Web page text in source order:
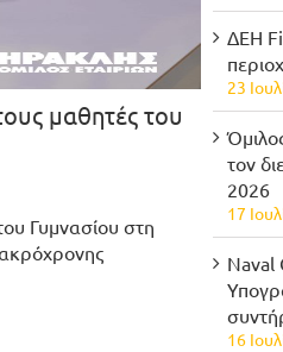
μαθητές του
Γυμνασίου στη
ΔΕΗ
23
τον
2026
17
Naval
16